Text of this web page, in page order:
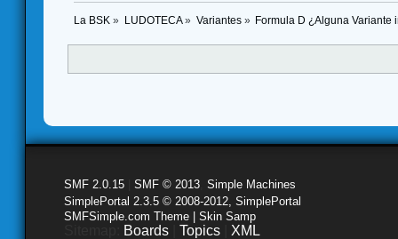
La BSK » LUDOTECA» Variantes» Formula D ¿Alguna Variante
SMF 2.0.15 SMF © 2013 Simple Machines
SimplePortal 2.3.5 © 2008-2012, SimplePortal
SMFSimple.com Theme | Skin Samp
Boards Topics XML